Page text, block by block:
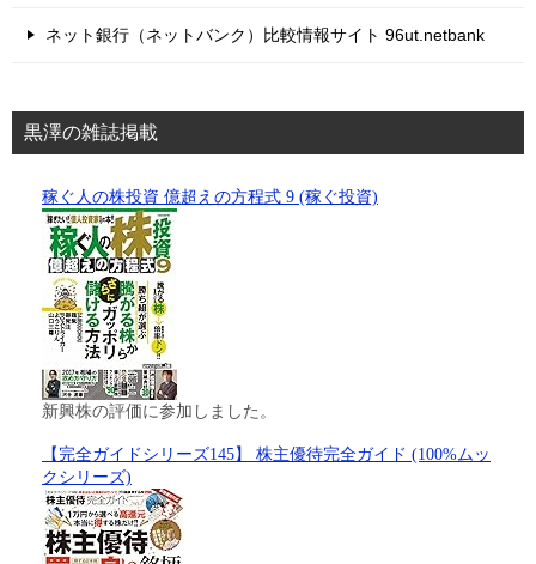
ネット銀行（ネットバンク）比較情報サイト 96ut.netbank
黒澤の雑誌掲載
稼ぐ人の株投資 億超えの方程式 9 (稼ぐ投資)
新興株の評価に参加しました。
【完全ガイドシリーズ145】 株主優待完全ガイド (100%ムッ
クシリーズ)